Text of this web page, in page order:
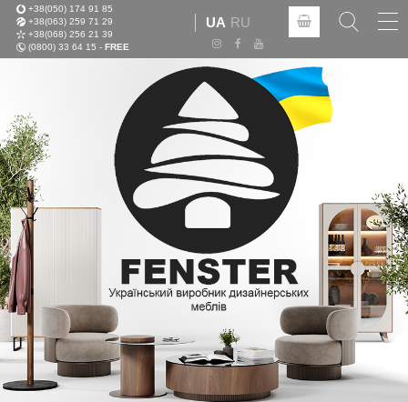
+38(050) 174 91 85
+38(063) 259 71 29
+38(068) 256 21 39
(0800) 33 64 15 - FREE
UA RU